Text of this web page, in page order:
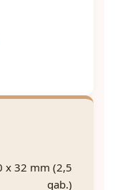
x 32 mm (2,5
gab.)